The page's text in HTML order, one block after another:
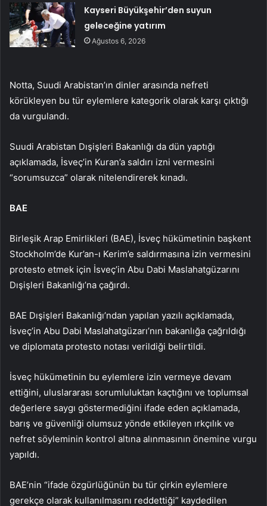
Kayseri Büyükşehir’den suyun
geleceğine yatırım
Ağustos 6, 2026
Notta, Suudi Arabistan’ın dinler arasında nefreti
körükleyen bu tür eylemlere kategorik olarak karşı çıktığı
da vurgulandı.
Suudi Arabistan Dışişleri Bakanlığı da dün yaptığı
açıklamada, İsveç’in Kuran’a saldırı izni vermesini
“sorumsuzca” olarak nitelendirerek kınadı.
BAE
Birleşik Arap Emirlikleri (BAE), İsveç hükümetinin başkent
Stockholm’de Kur’an-ı Kerim’e saldırmasına izin vermesini
protesto etmek için İsveç’in Abu Dabi Maslahatgüzarını
Dışişleri Bakanlığı’na çağırdı.
BAE Dışişleri Bakanlığı’ndan yapılan yazılı açıklamada,
İsveç’in Abu Dabi Maslahatgüzarı’nın bakanlığa çağrıldığı
ve diplomata protesto notası verildiği belirtildi.
İsveç hükümetinin bu eylemlere izin vermeye devam
ettiğini, uluslararası sorumluluktan kaçtığını ve toplumsal
değerlere saygı göstermediğini ifade eden açıklamada,
barış ve güvenliği olumsuz yönde etkileyen ırkçılık ve
nefret söyleminin kontrol altına alınmasının önemine vurgu
yapıldı.
BAE’nin “ifade özgürlüğünün bu tür çirkin eylemlere
gerekçe olarak kullanılmasını reddettiği” kaydedilen